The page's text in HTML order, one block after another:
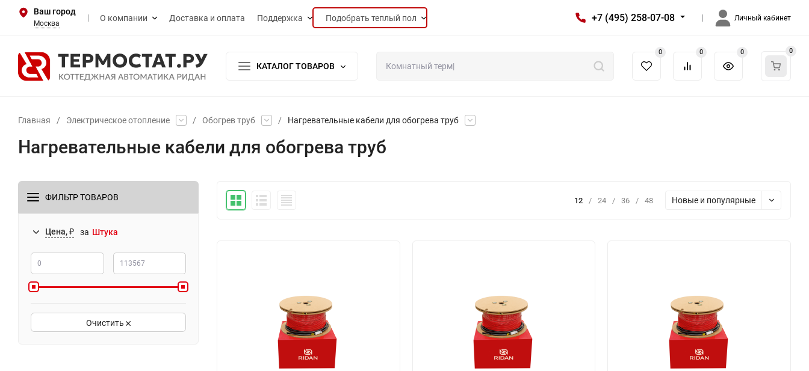
Ваш город
Москва
О компании Доставка и оплата Поддержка Подобрать теплый пол +7 (495) 258-07-08 Личный кабинет
КАТАЛОГ ТОВАРОВ
0 0 0 0
Главная / Электрическое отопление / Обогрев труб / Нагревательные кабели для обогрева труб
Нагревательные кабели для обогрева труб
ФИЛЬТР ТОВАРОВ
Цена, ₽ за Штука
Очистить
12 / 24 / 36 / 48 Новые и популярные